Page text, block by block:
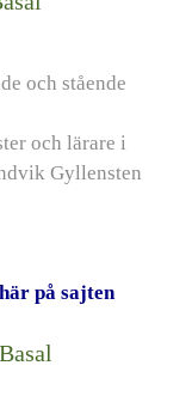
och stående
och lärare i
Gyllensten
på sajten